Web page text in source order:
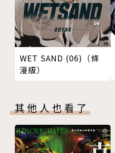
WET SAND (06)（條
漫版）
其他人也看了